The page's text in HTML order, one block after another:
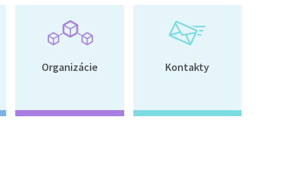
Organizácie Kontakty